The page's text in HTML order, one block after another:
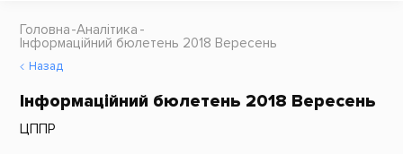
Головна Аналітика
Інформаційний бюлетень 2018 Вересень
Назад
Інформаційний бюлетень 2018 Вересень
ЦППР